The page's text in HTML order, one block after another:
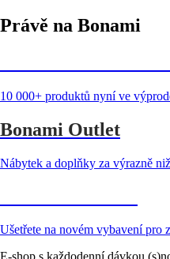
Právě na Bonami
10 000+ produktů nyní ve
Bonami Outlet
Nábytek a doplňky za výrazně
Ušetřete na novém vybavení pro